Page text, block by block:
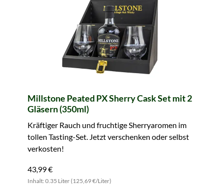
Millstone Peated PX Sherry Cask Set mit 2
Gläsern (350ml)
Kräftiger Rauch und fruchtige Sherryaromen im
tollen Tasting-Set. Jetzt verschenken oder selbst
verkosten!
43,99 €
Inhalt: 0.35 Liter (125,69 €/Liter)